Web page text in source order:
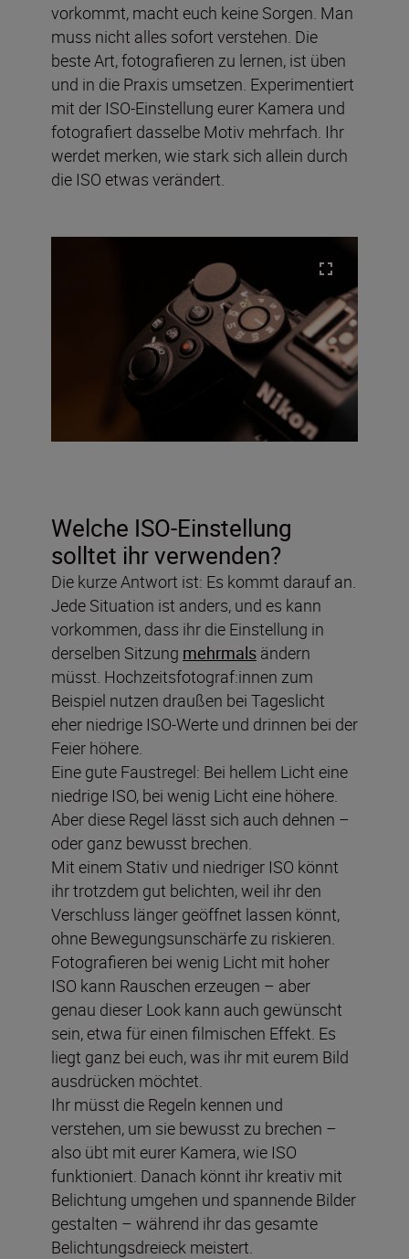
vorkommt, macht euch keine Sorgen. Man
muss nicht alles sofort verstehen. Die
beste Art, fotografieren zu lernen, ist üben
und in die Praxis umsetzen. Experimentiert
mit der ISO-Einstellung eurer Kamera und
fotografiert dasselbe Motiv mehrfach. Ihr
werdet merken, wie stark sich allein durch
die ISO etwas verändert.
Welche ISO-Einstellung
solltet ihr verwenden?
Die kurze Antwort ist: Es kommt darauf an.
Jede Situation ist anders, und es kann
vorkommen, dass ihr die Einstellung in
derselben Sitzung mehrmals ändern
müsst. Hochzeitsfotograf:innen zum
Beispiel nutzen draußen bei Tageslicht
eher niedrige ISO-Werte und drinnen bei der
Feier höhere.
Eine gute Faustregel: Bei hellem Licht eine
niedrige ISO, bei wenig Licht eine höhere.
Aber diese Regel lässt sich auch dehnen –
oder ganz bewusst brechen.
Mit einem Stativ und niedriger ISO könnt
ihr trotzdem gut belichten, weil ihr den
Verschluss länger geöffnet lassen könnt,
ohne Bewegungsunschärfe zu riskieren.
Fotografieren bei wenig Licht mit hoher
ISO kann Rauschen erzeugen – aber
genau dieser Look kann auch gewünscht
sein, etwa für einen filmischen Effekt. Es
liegt ganz bei euch, was ihr mit eurem Bild
ausdrücken möchtet.
Ihr müsst die Regeln kennen und
verstehen, um sie bewusst zu brechen –
also übt mit eurer Kamera, wie ISO
funktioniert. Danach könnt ihr kreativ mit
Belichtung umgehen und spannende Bilder
gestalten – während ihr das gesamte
Belichtungsdreieck meistert.